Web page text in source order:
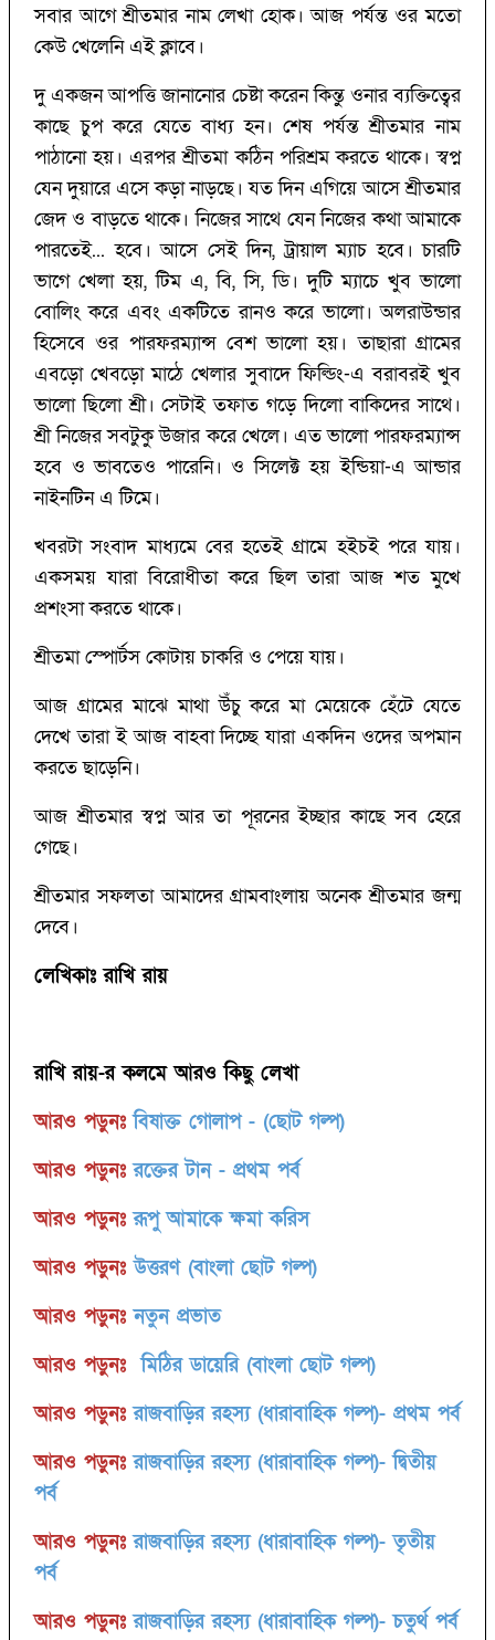
সবার আগে শ্রীতমার নাম লেখা হোক। আজ পর্যন্ত ওর মতো
কেউ খেলেনি এই ক্লাবে।
দু একজন আপত্তি জানানোর চেষ্টা করেন কিন্তু ওনার ব্যক্তিত্বের
কাছে চুপ করে যেতে বাধ্য হন। শেষ পর্যন্ত শ্রীতমার নাম
পাঠানো হয়। এরপর শ্রীতমা কঠিন পরিশ্রম করতে থাকে। স্বপ্ন
যেন দুয়ারে এসে কড়া নাড়ছে। যত দিন এগিয়ে আসে শ্রীতমার
জেদ ও বাড়তে থাকে। নিজের সাথে যেন নিজের কথা আমাকে
পারতেই... হবে। আসে সেই দিন, ট্রায়াল ম্যাচ হবে। চারটি
ভাগে খেলা হয়, টিম এ, বি, সি, ডি। দুটি ম্যাচে খুব ভালো
বোলিং করে এবং একটিতে রানও করে ভালো। অলরাউন্ডার
হিসেবে ওর পারফরম্যান্স বেশ ভালো হয়। তাছারা গ্রামের
এবড়ো খেবড়ো মাঠে খেলার সুবাদে ফিল্ডিং-এ বরাবরই খুব
ভালো ছিলো শ্রী। সেটাই তফাত গড়ে দিলো বাকিদের সাথে।
শ্রী নিজের সবটুকু উজার করে খেলে। এত ভালো পারফরম্যান্স
হবে ও ভাবতেও পারেনি। ও সিলেক্ট হয় ইন্ডিয়া-এ আন্ডার
নাইনটিন এ টিমে।
খবরটা সংবাদ মাধ্যমে বের হতেই গ্রামে হইচই পরে যায়।
একসময় যারা বিরোধীতা করে ছিল তারা আজ শত মুখে
প্রশংসা করতে থাকে।
শ্রীতমা স্পোর্টস কোটায় চাকরি ও পেয়ে যায়।
আজ গ্রামের মাঝে মাথা উঁচু করে মা মেয়েকে হেঁটে যেতে
দেখে তারা ই আজ বাহবা দিচ্ছে যারা একদিন ওদের অপমান
করতে ছাড়েনি।
আজ শ্রীতমার স্বপ্ন আর তা পূরনের ইচ্ছার কাছে সব হেরে
গেছে।
‌শ্রীতমার সফলতা আমাদের গ্রামবাংলায় অনেক শ্রীতমার জন্ম
দেবে।
লেখিকাঃ রাখি রায়
রাখি রায়-র কলমে আরও কিছু লেখা
আরও পড়ুনঃ বিষাক্ত গোলাপ - (ছোট গল্প)
আরও পড়ুনঃ রক্তের টান - প্রথম পর্ব
আরও পড়ুনঃ রূপু আমাকে ক্ষমা করিস
আরও পড়ুনঃ উত্তরণ (বাংলা ছোট গল্প)
আরও পড়ুনঃ নতুন প্রভাত
আরও পড়ুনঃ মিঠির ডায়েরি (বাংলা ছোট গল্প)
আরও পড়ুনঃ রাজবাড়ির রহস্য (ধারাবাহিক গল্প)- প্রথম পর্ব
আরও পড়ুনঃ রাজবাড়ির রহস্য (ধারাবাহিক গল্প)- দ্বিতীয়
পর্ব
আরও পড়ুনঃ রাজবাড়ির রহস্য (ধারাবাহিক গল্প)- তৃতীয়
পর্ব
আরও পড়ুনঃ রাজবাড়ির রহস্য (ধারাবাহিক গল্প)- চতুর্থ পর্ব